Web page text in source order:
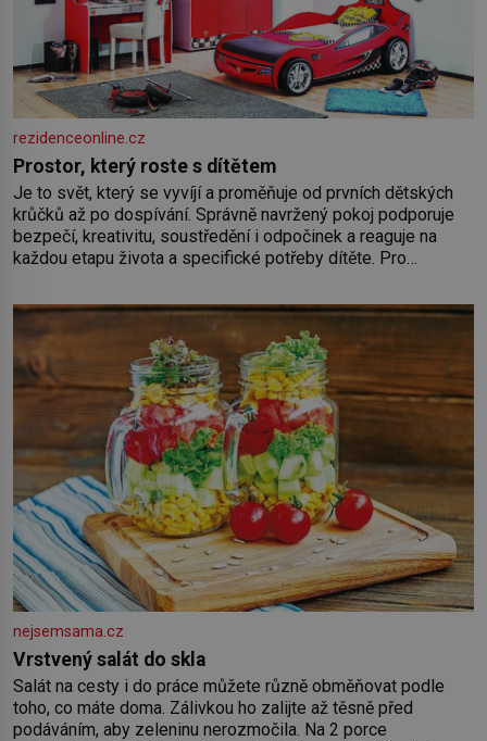
rezidenceonline.cz
Prostor, který roste s dítětem
Je to svět, který se vyvíjí a proměňuje od prvních dětských
krůčků až po dospívání. Správně navržený pokoj podporuje
bezpečí, kreativitu, soustředění i odpočinek a reaguje na
každou etapu života a specifické potřeby dítěte. Pro
by pokoj miminka měl působit především klidně a útulně.
Předškolní věk je
nejsemsama.cz
Vrstvený salát do skla
Salát na cesty i do práce můžete různě obměňovat podle
toho, co máte doma. Zálivkou ho zalijte až těsně před
podáváním, aby zeleninu nerozmočila. Na 2 porce